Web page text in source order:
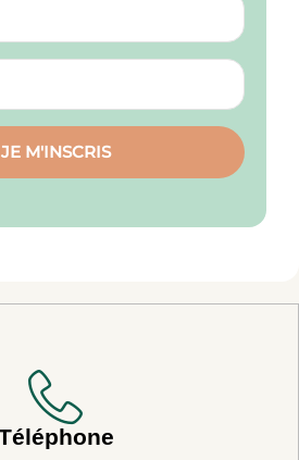
JE M'INSCRIS